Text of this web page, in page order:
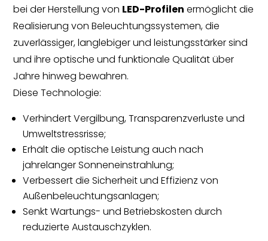
bei der Herstellung von LED-Profilen ermöglicht die
Realisierung von Beleuchtungssystemen, die
zuverlässiger, langlebiger und leistungsstärker sind
und ihre optische und funktionale Qualität über
Jahre hinweg bewahren.
Diese Technologie:
Verhindert Vergilbung, Transparenzverluste und
Umweltstressrisse;
Erhält die optische Leistung auch nach
jahrelanger Sonneneinstrahlung;
Verbessert die Sicherheit und Effizienz von
Außenbeleuchtungsanlagen;
Senkt Wartungs- und Betriebskosten durch
reduzierte Austauschzyklen.